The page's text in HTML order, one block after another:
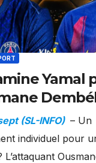
Yamal
?
(SL-INFO) – Un
individuel pour
L’attaquant